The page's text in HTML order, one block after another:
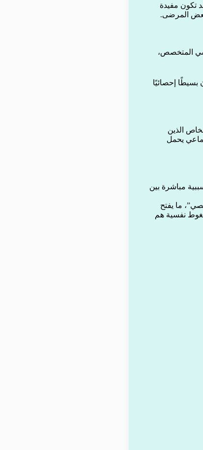
تكون مفيدة
المرضى.
المتخصص،
إحصائيًا
الذين
يحمل
مباشرة بين
ما يفتح
نفسية هم